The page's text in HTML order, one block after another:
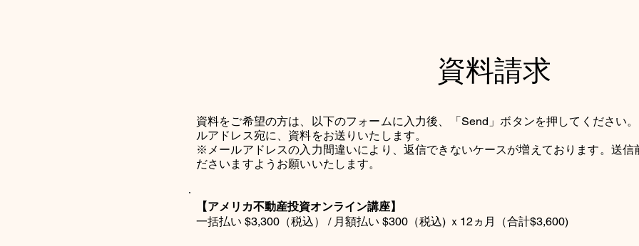
資料請求
資料をご希望の方は、以下のフォームに入力後、「Send」ボタンを押してください
ルアドレス宛に、資料をお送りいたします。
​※メールアドレスの入力間違いにより、返信できないケースが増えております。送信
ださいますようお願いいたします。
【アメリカ不動産投資オンライン講座】
一括払い $3,300（税込） / 月額払い $300（税込) ｘ12ヵ月（合計$3,600)